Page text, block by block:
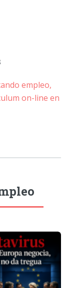
empleo,
on-line en